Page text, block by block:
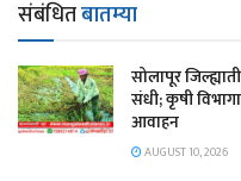
संबंधितबातम्या
सोलापूर
संधी; कृषी
आवाहन
AUGUST 10, 2026